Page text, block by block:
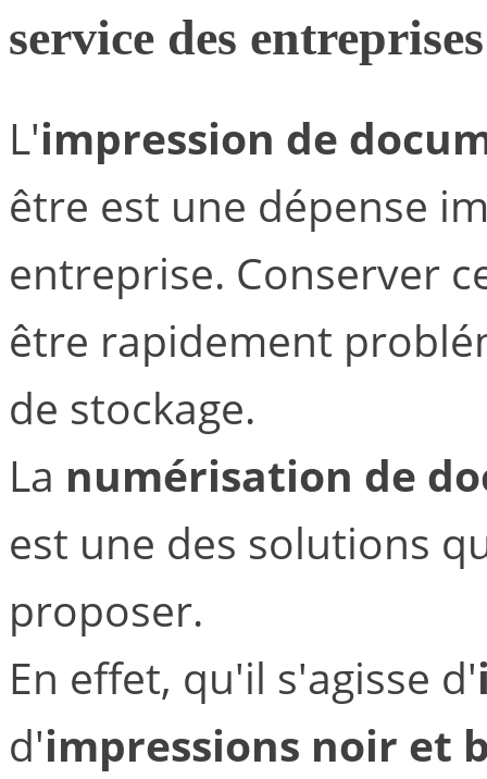
service des entreprises
L'impression de
être est une dépense
entreprise. Conserver
être rapidement
de stockage.
La numérisation de
est une des solutions
proposer.
En effet, qu'il s'agisse d'
d'impressions noir et